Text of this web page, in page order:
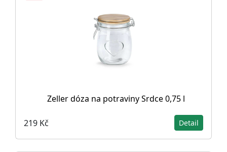
Zeller dóza na potraviny Srdce 0,75 l
219 Kč Detail